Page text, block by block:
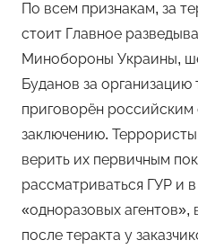
По всем признакам, за
стоит Главное
Минобороны Украины,
Буданов за
приговорён
заключению.
верить их первичным
рассматриваться ГУР и
«одноразовых агентов»,
после теракта у